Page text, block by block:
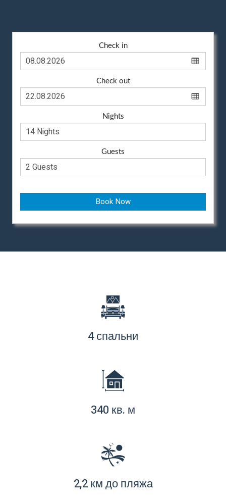
Check in
Check out
Nights
Guests
Book Now
4 спальни
340 кв. м
2,2 км до пляжа